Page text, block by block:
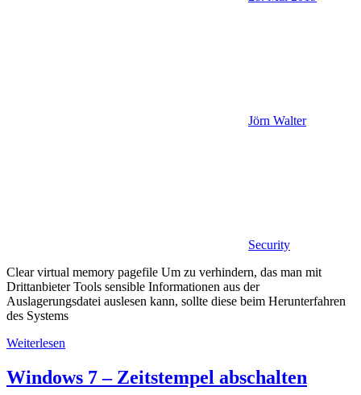
Jörn Walter
Security
Clear virtual memory pagefile Um zu verhindern, das man mit
Drittanbieter Tools sensible Informationen aus der
Auslagerungsdatei auslesen kann, sollte diese beim Herunterfahren
des Systems
Weiterlesen
Windows 7 – Zeitstempel abschalten